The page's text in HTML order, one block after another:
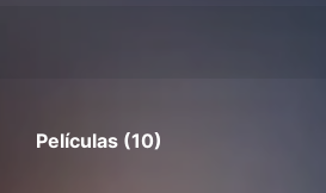
Películas (10)